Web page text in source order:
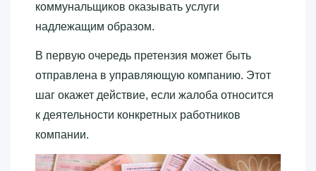
коммунальщиков оказывать услуги
надлежащим образом.
В первую очередь претензия может быть
отправлена в управляющую компанию. Этот
шаг окажет действие, если жалоба относится
к деятельности конкретных работников
компании.